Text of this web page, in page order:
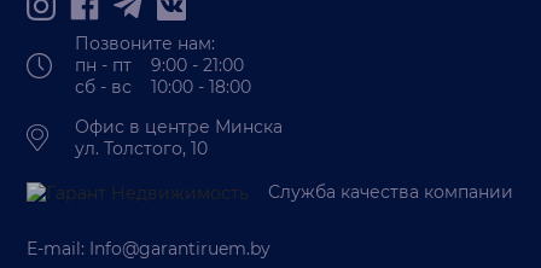
Позвоните нам:
пн - пт 9:00 - 21:00
сб - вс 10:00 - 18:00
Офис в центре Минска
ул. Толстого, 10
Служба качества компании
E-mail: Info@garantiruem.by